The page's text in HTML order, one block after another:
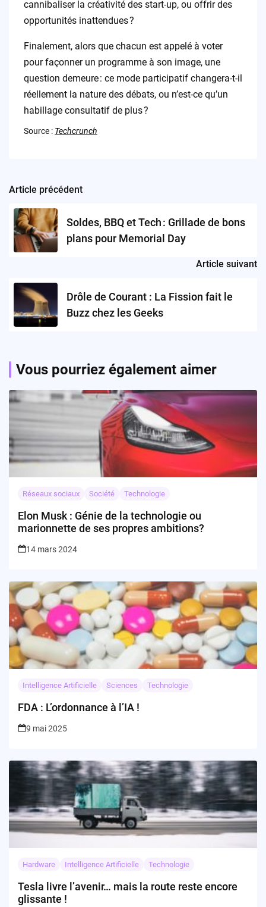
cannibaliser la créativité des start-up, ou offrir des
opportunités inattendues ?
Finalement, alors que chacun est appelé à voter
pour façonner un programme à son image, une
question demeure : ce mode participatif changera-t-il
réellement la nature des débats, ou n’est-ce qu’un
habillage consultatif de plus ?
Source : Techcrunch
Post
navigation
Article précédent
Soldes, BBQ et Tech : Grillade de bons
plans pour Memorial Day
Article suivant
Drôle de Courant : La Fission fait le
Buzz chez les Geeks
Vous pourriez également aimer
Réseaux sociaux Société Technologie
Elon Musk : Génie de la technologie ou
marionnette de ses propres ambitions?
14 mars 2024
Intelligence Artificielle Sciences Technologie
FDA : L’ordonnance à l’IA !
9 mai 2025
Hardware Intelligence Artificielle Technologie
Tesla livre l’avenir… mais la route reste encore
glissante !